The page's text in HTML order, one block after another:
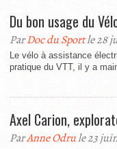
Du bon usage du
ParDoc du Sportle 28
Le vélo à assistance
pratique du VTT, il y a
Axel Carion,
ParAnne Odrule 23